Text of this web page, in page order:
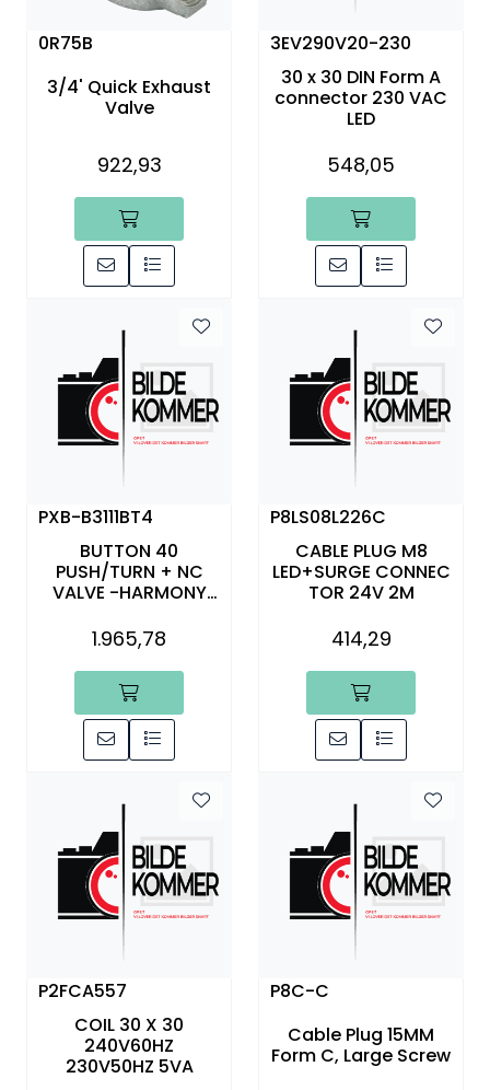
0R75B
3/4' Quick Exhaust
Valve
922,93
3EV290V20-230
30 x 30 DIN Form A
connector 230 VAC
LED
548,05
PXB-B3111BT4
BUTTON 40
PUSH/TURN + NC
VALVE -HARMONY
1.965,78
P8LS08L226C
CABLE PLUG M8
LED+SURGE CONNEC
TOR 24V 2M
414,29
P2FCA557
COIL 30 X 30
240V60HZ
230V50HZ 5VA
P8C-C
Cable Plug 15MM
Form C, Large Screw